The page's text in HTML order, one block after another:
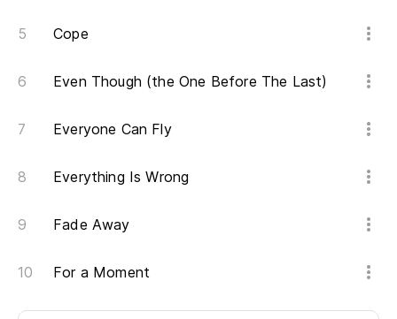
Cope
Even Though (the One Before The Last)
Everyone Can Fly
Everything Is Wrong
Fade Away
For a Moment